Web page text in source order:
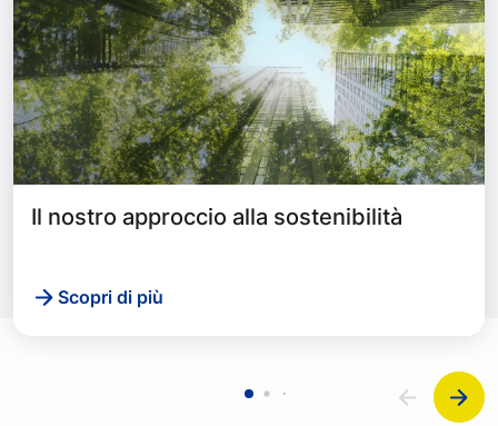
Il nostro approccio alla sostenibilità
Scopri di più